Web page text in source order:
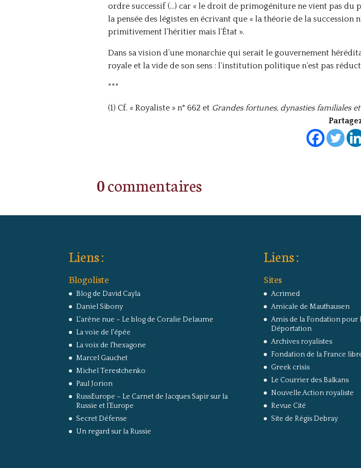
ordre successif (…) car « le droit de primogéniture ne vient pas du
la pensée des légistes en écrivant que « la théorie de la succession
primitivement l’héritier mais l’État ».
Dans sa vision d’une monarchie qui serait le gouvernement
royale et la vide de son sens : l’institution politique n’est pas
***
(1) Cf. « Royaliste » n° 662 et Grandes fortunes, dynasties familiales
0 commentaires
Liens :
Blogoliste
Blog de David Cayla
Daniel Sibony
L'arêne nue – Le blog de Coralie Delaume
La voie de l'épée
La voix de l'hexagone
Marcel Gauchet
Michel Terestchenko
Paul Jorion
RussEurope – Le Carnet de Jacques Sapir sur la
Russie et l’Europe
Secret Défense
Un regard sur la Russie
Liens :
Sites
Acrimed
Amicale de Mauthausen
Amis de la Fondation pour
Déportation
Archives royalistes
Fondation de la France
Greek crisis
Le Courrier des Balkans
Nouvelle Action royaliste
Revue Cité
Site de Régis Debray